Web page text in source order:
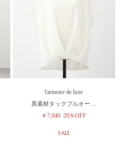
l'armoire de luxe
異素材タックプルオー…
￥7,040 20％OFF
SALE